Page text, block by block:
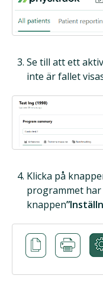
Se till att ett
inte är fallet
Klicka på
programmet
knappen